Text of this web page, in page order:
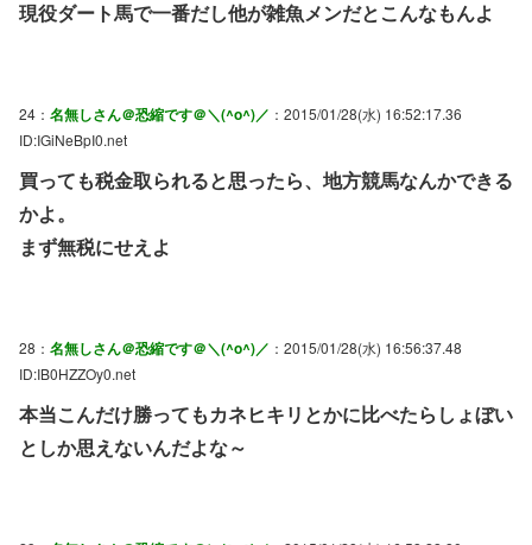
現役ダート馬で一番だし他が雑魚メンだとこんなもんよ
24： 名無しさん＠恐縮です＠＼(^o^)／ ：2015/01/28(水) 16:52:17.36
ID:IGiNeBpI0.net
買っても税金取られると思ったら、地方競馬なんかできる
かよ。
まず無税にせえよ
28： 名無しさん＠恐縮です＠＼(^o^)／ ：2015/01/28(水) 16:56:37.48
ID:IB0HZZOy0.net
本当こんだけ勝ってもカネヒキリとかに比べたらしょぼい
としか思えないんだよな～